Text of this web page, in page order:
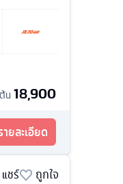
น 18,900
ยละเอียด
แชร์
ถูกใจ